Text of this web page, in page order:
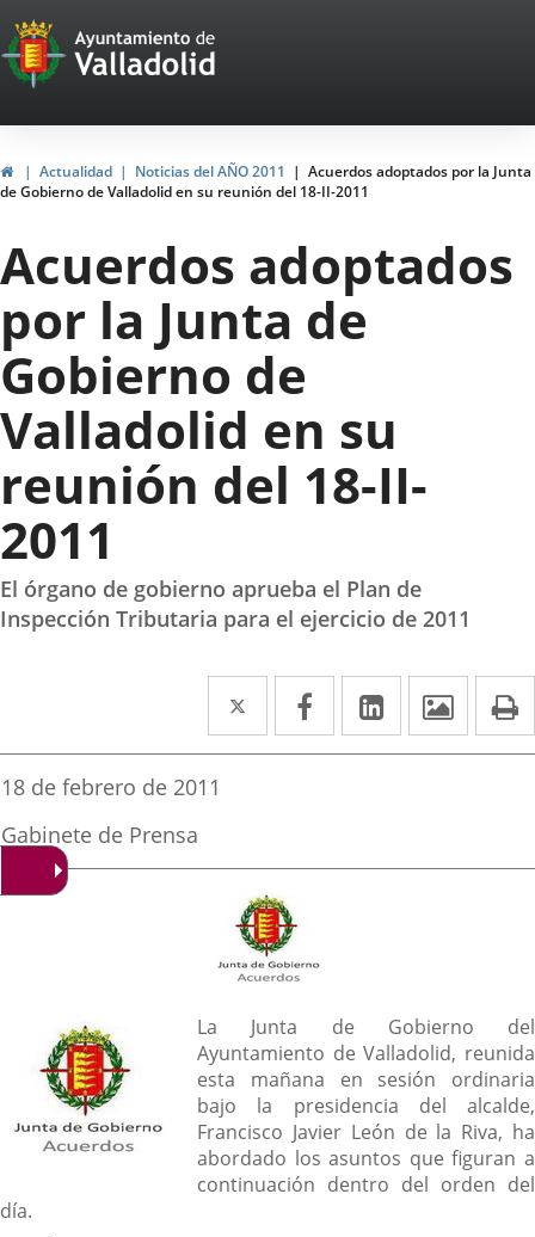
Portal
Web
del
Ayuntamiento
de
Valladolid
HomeActualidad Noticias del AÑO 2011
Acuerdos adoptados por la Junta
de Gobierno de Valladolid en su reunión del 18-II-2011
Acuerdos adoptados
por la Junta de
Gobierno de
Valladolid en su
reunión del 18-II-
2011
El órgano de gobierno aprueba el Plan de
Inspección Tributaria para el ejercicio de 2011
Twitter
Enlace
a
externa.
Facebook
Enlace
a
externa.
Linkedin
Enlace
a
externa.
Fecha
la
noticia
18 de febrero de 2011
Fuente
de
noticia
Gabinete de Prensa
Descripción
La Junta de Gobierno del
Ayuntamiento de Valladolid, reunida
esta mañana en sesión ordinaria
bajo la presidencia del alcalde,
Francisco Javier León de la Riva, ha
abordado los asuntos que figuran a
continuación dentro del orden del
día.